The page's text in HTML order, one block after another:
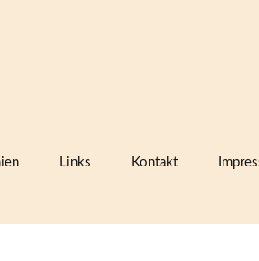
Links Kontakt